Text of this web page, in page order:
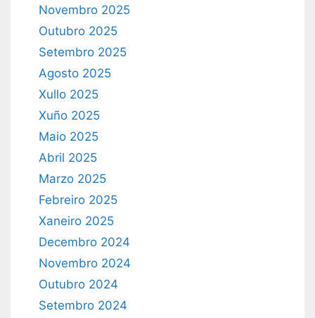
Novembro 2025
Outubro 2025
Setembro 2025
Agosto 2025
Xullo 2025
Xuño 2025
Maio 2025
Abril 2025
Marzo 2025
Febreiro 2025
Xaneiro 2025
Decembro 2024
Novembro 2024
Outubro 2024
Setembro 2024